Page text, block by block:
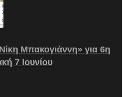
Μπακογιάννη» για 6η
7 Ιουνίου